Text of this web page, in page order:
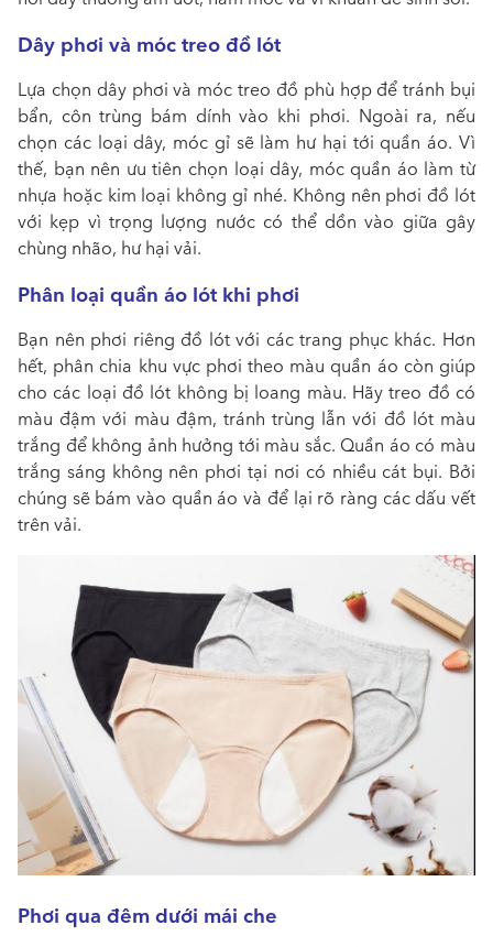
Dây phơi và móc treo đồ lót
Lựa chọn dây phơi và móc treo đồ phù hợp để tránh bụi
bẩn, côn trùng bám dính vào khi phơi. Ngoài ra, nếu
chọn các loại dây, móc gỉ sẽ làm hư hại tới quần áo. Vì
thế, bạn nên ưu tiên chọn loại dây, móc quần áo làm từ
nhựa hoặc kim loại không gỉ nhé. Không nên phơi đồ lót
với kẹp vì trọng lượng nước có thể dồn vào giữa gây
chùng nhão, hư hại vải.
Phân loại quần áo lót khi phơi
Bạn nên phơi riêng đồ lót với các trang phục khác. Hơn
hết, phân chia khu vực phơi theo màu quần áo còn giúp
cho các loại đồ lót không bị loang màu. Hãy treo đồ có
màu đậm với màu đậm, tránh trùng lẫn với đồ lót màu
trắng để không ảnh hưởng tới màu sắc. Quần áo có màu
trắng sáng không nên phơi tại nơi có nhiều cát bụi. Bởi
chúng sẽ bám vào quần áo và để lại rõ ràng các dấu vết
trên vải.
Phơi qua đêm dưới mái che